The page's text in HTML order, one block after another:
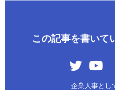
この記事を書いて
企業人事とし